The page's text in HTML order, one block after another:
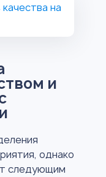
на
и
однако
следующим